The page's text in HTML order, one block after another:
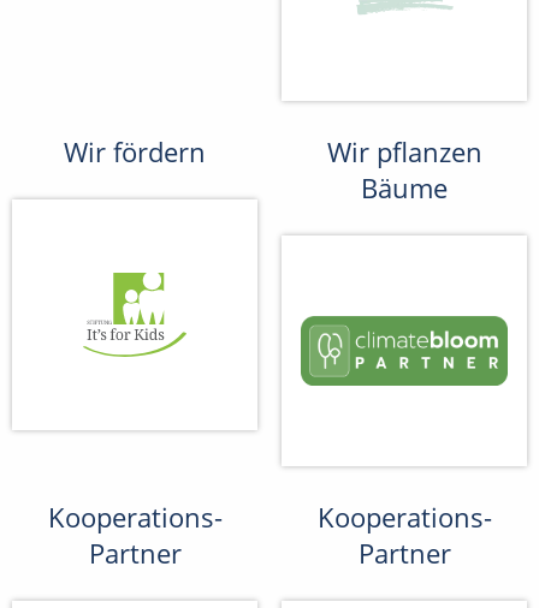
Wir fördern
Wir pflanzen
Bäume
Kooperations-
Partner
Kooperations-
Partner